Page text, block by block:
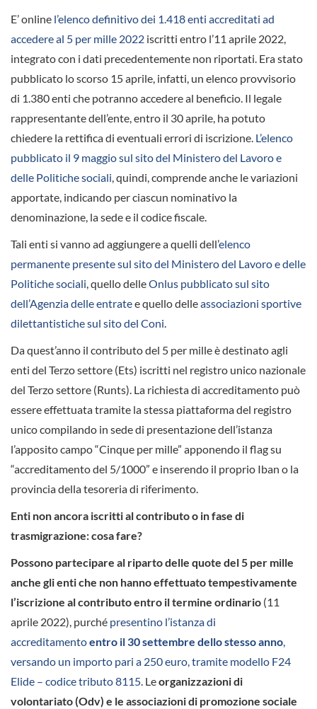
E’ online l’elenco definitivo dei 1.418 enti accreditati ad
accedere al 5 per mille 2022 iscritti entro l’11 aprile 2022,
integrato con i dati precedentemente non riportati. Era stato
pubblicato lo scorso 15 aprile, infatti, un elenco provvisorio
di 1.380 enti che potranno accedere al beneficio. Il legale
rappresentante dell’ente, entro il 30 aprile, ha potuto
chiedere la rettifica di eventuali errori di iscrizione. L’elenco
pubblicato il 9 maggio sul sito del Ministero del Lavoro e
delle Politiche sociali, quindi, comprende anche le variazioni
apportate, indicando per ciascun nominativo la
denominazione, la sede e il codice fiscale.
Tali enti si vanno ad aggiungere a quelli dell’elenco
permanente presente sul sito del Ministero del Lavoro e delle
Politiche sociali, quello delleOnlus pubblicato sul sito
dell’Agenzia delle entratee quello delleassociazioni sportive
dilettantistiche sul sito del Coni.
Da quest’anno il contributo del 5 per mille è destinato agli
enti del Terzo settore (Ets) iscritti nel registro unico nazionale
del Terzo settore (Runts). La richiesta di accreditamento può
essere effettuata tramite la stessa piattaforma del registro
unico compilando in sede di presentazione dell’istanza
l’apposito campo “Cinque per mille” apponendo il flag su
“accreditamento del 5/1000” e inserendo il proprio Iban o la
provincia della tesoreria di riferimento.
Enti non ancora iscritti al contributo o in fase di
trasmigrazione: cosa fare?
Possono partecipare al riparto delle quote del 5 per mille
anche gli enti che non hanno effettuato tempestivamente
l’iscrizione al contributo entro il termine ordinario (11
aprile 2022), purché presentino l’istanza di
accreditamentoentro il 30 settembre dello stesso anno,
versando un importo pari a 250 euro, tramite modello F24
Elide – codice tributo 8115. Leorganizzazioni di
volontariato (Odv) e le associazioni di promozione sociale